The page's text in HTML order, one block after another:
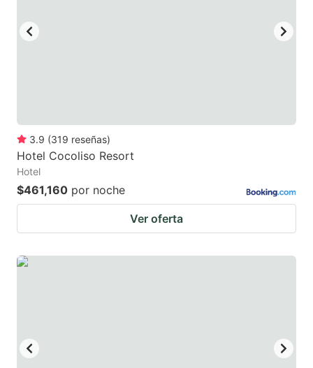
for
changing
3.9 (319 reseñas)
Hotel Cocoliso Resort
Hotel
$461,160 por noche
Ver oferta